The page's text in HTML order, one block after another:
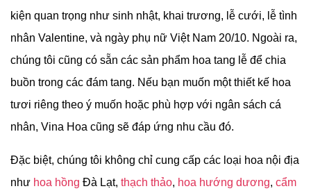
kiện quan trọng như sinh nhật, khai trương, lễ cưới, lễ tình
nhân Valentine, và ngày phụ nữ Việt Nam 20/10. Ngoài ra,
chúng tôi cũng có sẵn các sản phẩm hoa tang lễ để chia
buồn trong các đám tang. Nếu bạn muốn một thiết kế hoa
tươi riêng theo ý muốn hoặc phù hợp với ngân sách cá
nhân, Vina Hoa cũng sẽ đáp ứng nhu cầu đó.
Đặc biệt, chúng tôi không chỉ cung cấp các loại hoa nội địa
như hoa hồng Đà Lạt, thạch thảo, hoa hướng dương, cẩm